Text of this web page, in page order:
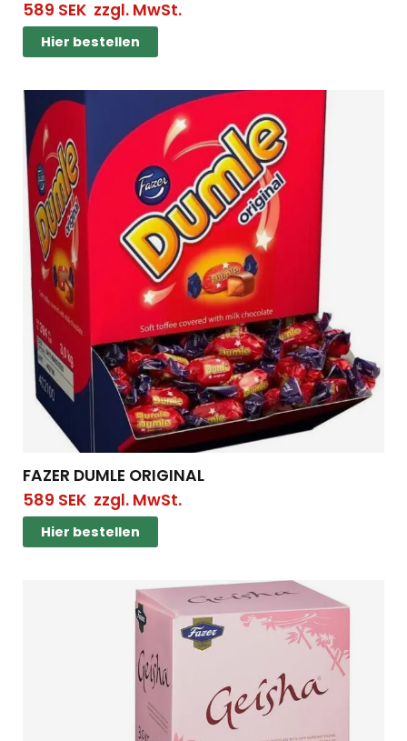
589 SEKzzgl. MwSt.
Hier bestellen
FAZER DUMLE ORIGINAL
589 SEKzzgl. MwSt.
Hier bestellen